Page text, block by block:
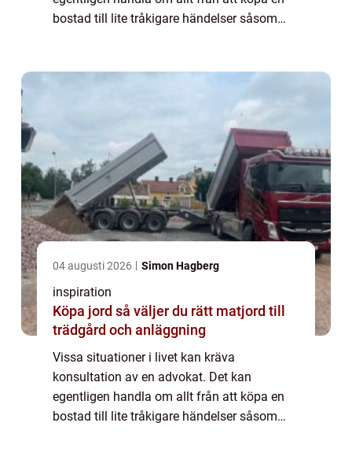
bostad till lite tråkigare händelser såsom
04 augusti 2026 Simon Hagberg
inspiration
Köpa jord så väljer du rätt matjord till
trädgård och anläggning
Vissa situationer i livet kan kräva
konsultation av en advokat. Det kan
egentligen handla om allt från att köpa en
bostad till lite tråkigare händelser såsom